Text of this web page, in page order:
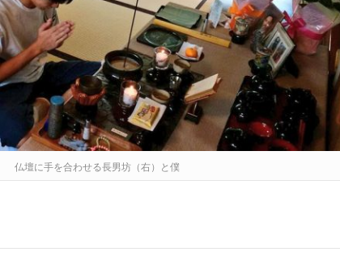
仏壇に手を合わせる長男坊（右）と僕